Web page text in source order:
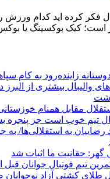
حال فکر کرده اید کدام
است؛ کیک بوکسینگ یا
زاینده‌رود به کام
والیبال بیشتری از
مقابل همنام
تیم خوب است جز پنجره
رضاییان به استقلالی‌ها/ به
گهر: حقانیت ما اثبات شد
تیم فوتبال جوانان قبل
طلای کشتی آزاد